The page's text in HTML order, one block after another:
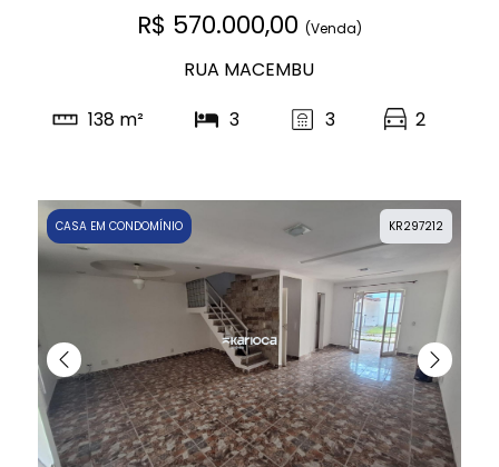
R$ 570.000,00 (Venda)
RUA MACEMBU
138 m²
3 3 2
KR297212
CASA EM CONDOMÍNIO